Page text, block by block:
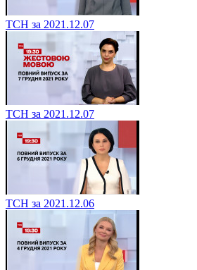
ТСН за 2021.12.07
ТСН за 2021.12.07
ТСН за 2021.12.06